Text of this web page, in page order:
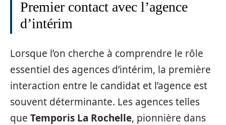
Premier contact avec l’agence
d’intérim
Lorsque l’on cherche à comprendre le rôle
essentiel des agences d’intérim, la première
interaction entre le candidat et l’agence est
souvent déterminante. Les agences telles
que Temporis La Rochelle, pionnière dans